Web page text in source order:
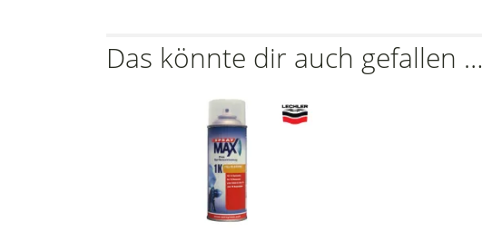
Das könnte dir auch gefallen …